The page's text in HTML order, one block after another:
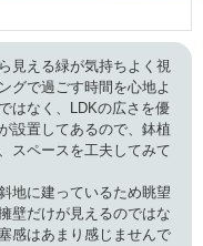
見える緑が気持ちよく視
グで過ごす時間を心地よ
はなく、LDKの広さを優
設置してあるので、鉢植
スペースを工夫してみて
地に建っているため眺望
壁だけが見えるのではな
感はあまり感じませんで